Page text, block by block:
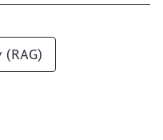
(RAG)